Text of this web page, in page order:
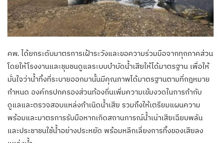
คพ. ได้ยกระดับมาตรการเฝ้าระวังและขอความร่วมมือจากทุกภาคส่วน
โดยให้โรงงานและชุมชนดูแลระบบบำบัดน้ำเสียให้ได้มาตรฐาน เพื่อให้
มั่นใจว่าน้ำทิ้งที่ระบายออกมานั้นมีคุณภาพได้มาตรฐานตามที่กฎหมาย
กำหนด องค์กรปกครองส่วนท้องถิ่นเพิ่มความเข้มงวดในการกำกับ
ดูแลและตรวจสอบแหล่งกำเนิดน้ำเสีย รวมถึงให้เตรียมแผนความ
พร้อมและมาตรการรับมือหากเกิดสถานการณ์น้ำเน่าเสียเฉียบพลัน
และประชาชนใช้น้ำอย่างประหยัด พร้อมหลีกเลี่ยงการทิ้งของเสียลง